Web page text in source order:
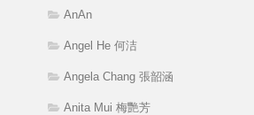
AnAn
Angel He 何洁
Angela Chang 張韶涵
Anita Mui 梅艷芳